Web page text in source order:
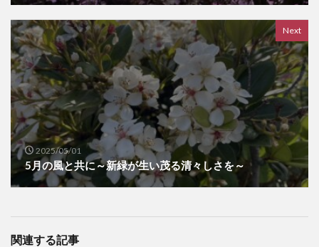
Next
2025/05/01
5月の風と共に～新緑が生い茂る清々しさを～
関連する記事